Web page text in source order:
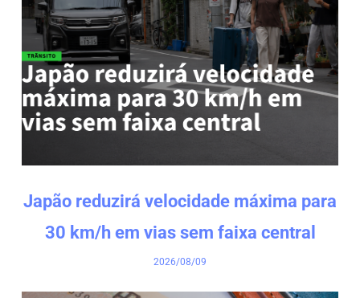
Japão reduzirá velocidade máxima para
30 km/h em vias sem faixa central
2026/08/09